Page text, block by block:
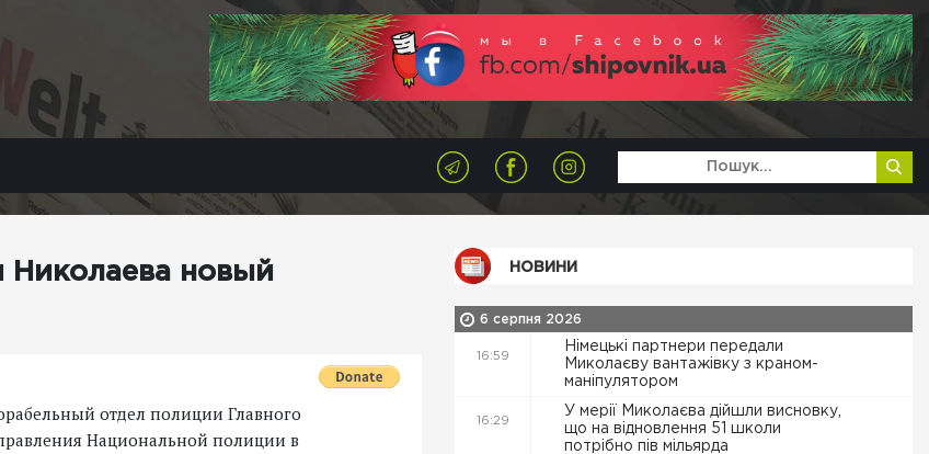
Николаева новый
отдел полиции Главного
Национальной полиции в
НОВИНИ
6 серпня 2026
16:59
Німецькі партнери передали
Миколаєву вантажівку з краном-
маніпулятором
16:29
У мерії Миколаєва дійшли висновку,
що на відновлення 51 школи
потрібно пів мільярда